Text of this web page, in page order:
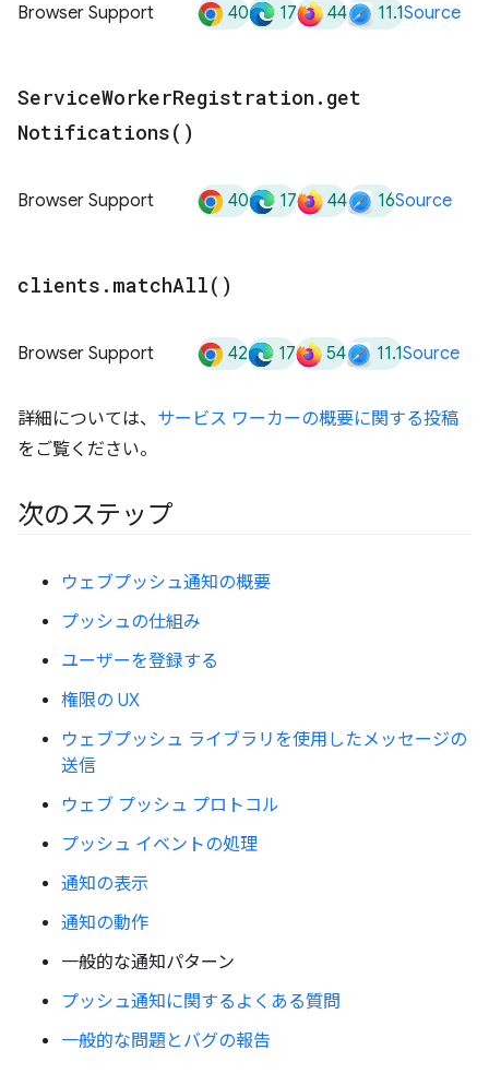
Browser Support 40 17 44 11.1Source
ServiceWorkerRegistration . get
Notifications( )
Browser Support 40 17 44 16Source
clients . matchAll( )
Browser Support 42 17 54 11.1Source
詳細については、 サービス ワーカーの概要に関する投稿
をご覧ください。
次のステップ
ウェブプッシュ通知の概要
プッシュの仕組み
ユーザーを登録する
権限の UX
ウェブプッシュ ライブラリを使用したメッセージの
送信
ウェブ プッシュ プロトコル
プッシュ イベントの処理
通知の表示
通知の動作
一般的な通知パターン
プッシュ通知に関するよくある質問
一般的な問題とバグの報告